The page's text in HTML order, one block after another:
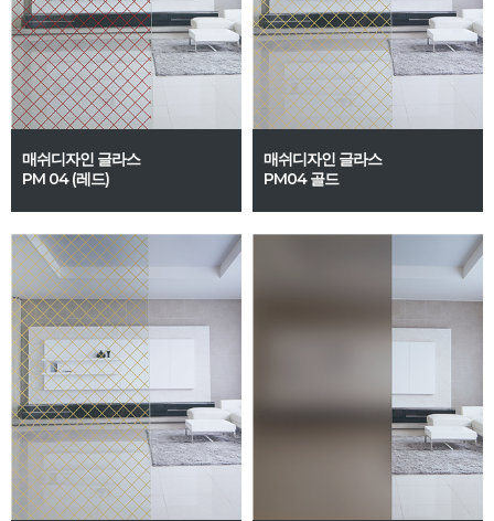
매쉬디자인 글라스
PM 04 (레드)
매쉬디자인 글라스
PM04 골드